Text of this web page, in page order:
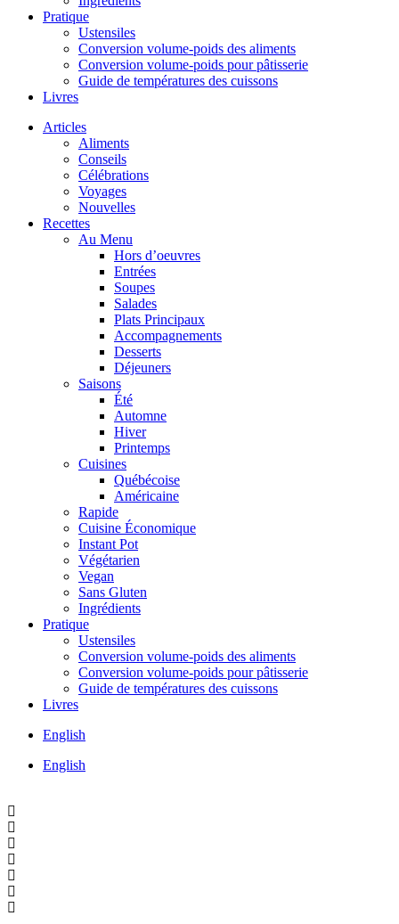
Pratique
Ustensiles
Conversion volume-poids des aliments
Conversion volume-poids pour pâtisserie
Guide de températures des cuissons
Livres
Articles
Aliments
Conseils
Célébrations
Voyages
Nouvelles
Recettes
Au Menu
Hors d’oeuvres
Entrées
Soupes
Salades
Plats Principaux
Accompagnements
Desserts
Déjeuners
Saisons
Été
Automne
Hiver
Printemps
Cuisines
Québécoise
Américaine
Rapide
Cuisine Économique
Instant Pot
Végétarien
Vegan
Sans Gluten
Ingrédients
Pratique
Ustensiles
Conversion volume-poids des aliments
Conversion volume-poids pour pâtisserie
Guide de températures des cuissons
Livres
English
English